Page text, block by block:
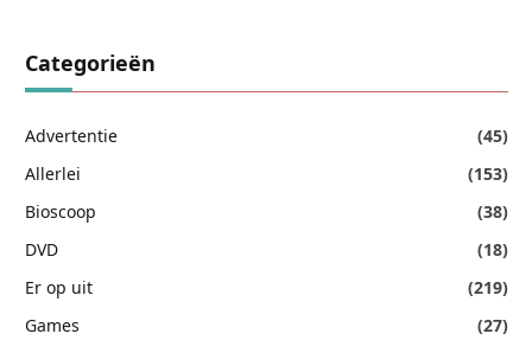
Categorieën
Advertentie
(45)
Allerlei
(153)
Bioscoop
(38)
DVD
(18)
Er op uit
(219)
Games
(27)